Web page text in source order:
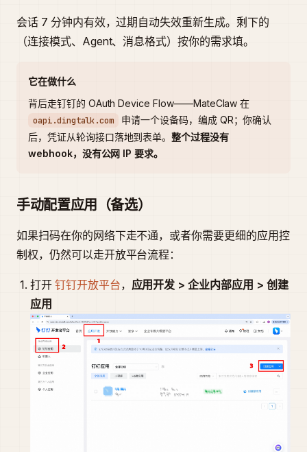
会话 7 分钟内有效，过期自动失效重新生成。剩下的
（连接模式、Agent、消息格式）按你的需求填。
它在做什么
背后走钉钉的 OAuth Device Flow——MateClaw 在
oapi.dingtalk.com
申请一个设备码，编成 QR；你确认
后，凭证从轮询接口落地到表单。整个过程没有
webhook，没有公网 IP 要求。
手动配置应用（备选）
如果扫码在你的网络下走不通，或者你需要更细的应用控
制权，仍然可以走开放平台流程：
打开 钉钉开放平台， 应用开发 > 企业内部应用 > 创建
应用